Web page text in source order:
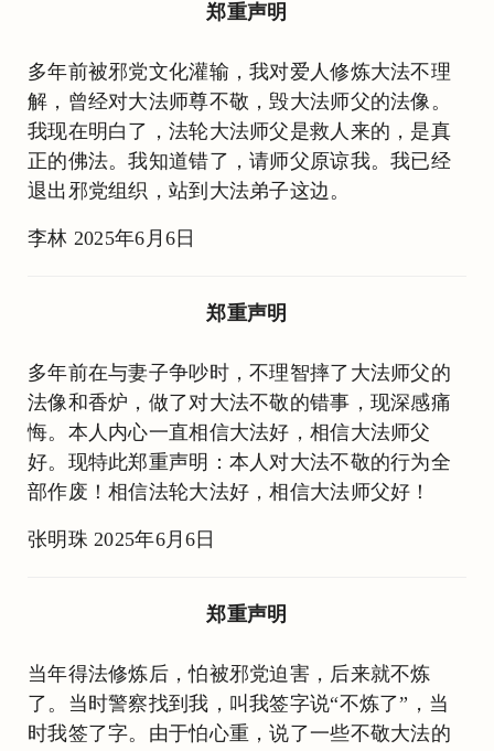
郑重声明
多年前被邪党文化灌输，我对爱人修炼大法不理
解，曾经对大法师尊不敬，毁大法师父的法像。
我现在明白了，法轮大法师父是救人来的，是真
正的佛法。我知道错了，请师父原谅我。我已经
退出邪党组织，站到大法弟子这边。
李林 2025年6月6日
郑重声明
多年前在与妻子争吵时，不理智摔了大法师父的
法像和香炉，做了对大法不敬的错事，现深感痛
悔。本人内心一直相信大法好，相信大法师父
好。现特此郑重声明：本人对大法不敬的行为全
部作废！相信法轮大法好，相信大法师父好！
张明珠 2025年6月6日
郑重声明
当年得法修炼后，怕被邪党迫害，后来就不炼
了。当时警察找到我，叫我签字说“不炼了”，当
时我签了字。由于怕心重，说了一些不敬大法的